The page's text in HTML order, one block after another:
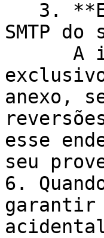
SMTP
anexo,
esse
seu
6.
garantir